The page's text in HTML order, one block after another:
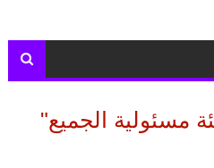
مسئولية الجميع"